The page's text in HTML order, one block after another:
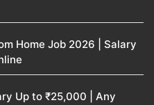
Home Job 2026 | Salary
Up to ₹25,000 | Any